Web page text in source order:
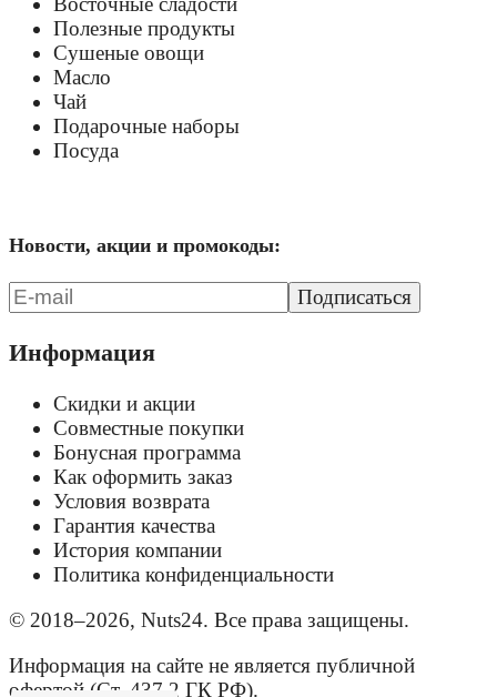
Полезные продукты
Сушеные овощи
Масло
Чай
Подарочные наборы
Посуда
Новости, акции и промокоды:
Подписаться
Информация
Скидки и акции
Совместные покупки
Бонусная программа
Как оформить заказ
Условия возврата
Гарантия качества
История компании
Политика конфиденциальности
© 2018–2026, Nuts24. Все права защищены.
Информация на сайте не является публичной
офертой (Ст. 437.2 ГК РФ).